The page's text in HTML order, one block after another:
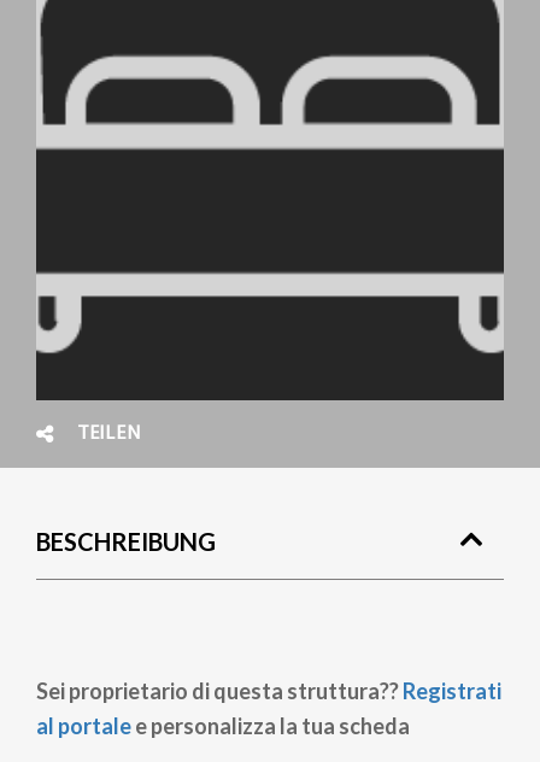
TEILEN
BESCHREIBUNG
Sei proprietario di questa struttura??Registrati
al portalee personalizza la tua scheda